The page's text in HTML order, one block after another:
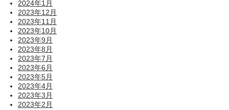
2024年1月
2023年12月
2023年11月
2023年10月
2023年9月
2023年8月
2023年7月
2023年6月
2023年5月
2023年4月
2023年3月
2023年2月